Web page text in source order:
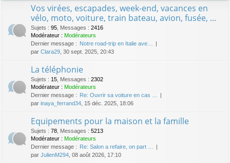
Vos virées, escapades, week-end, vacances en
vélo, moto, voiture, train bateau, avion, fusée, ...
Sujets : 95 Messages : 2416
Modérateur : Modérateurs
Dernier message : Notre road-trip en Italie ave…
par Clara29 , 30 sept. 2025, 20:43
La téléphonie
Sujets : 15 Messages : 2302
Modérateur : Modérateurs
Dernier message :
Re: Ouvrir sa voiture en cas …
par inaya_ferrand34 , 15 déc. 2025, 18:06
Equipements pour la maison et la famille
Sujets : 78 Messages : 5213
Modérateur : Modérateurs
Dernier message :
Re: Salon a refaire, on part …
par JulienM294 , 08 août 2026, 17:10